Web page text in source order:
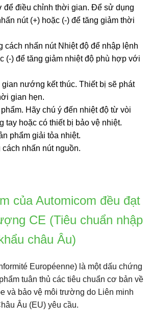
để điều chỉnh thời gian. Để sử dụng
nút (+) hoặc (-) để tăng giảm thời
cách nhấn nút Nhiệt độ để nhập lệnh
(-) để tăng giảm nhiệt độ phù hợp với
nướng kết thúc. Thiết bị sẽ phát
gian hẹn.
Hãy chú ý đến nhiệt độ từ vòi
tay hoặc có thiết bị bảo vệ nhiệt.
phẩm giải tỏa nhiệt.
nhấn nút nguồn.
của Automicom đều đạt
CE (Tiêu chuẩn nhập
châu Âu)
Européenne) là một dấu chứng
tuân thủ các tiêu chuẩn cơ bản về
và bảo vệ môi trường do Liên minh
Âu (EU) yêu cầu.